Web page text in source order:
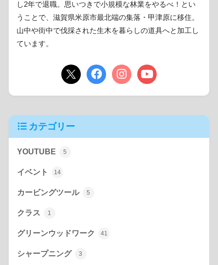
し2年で退職。思いつきで小規模な林業をやるべ！とい
うことで、滋賀県米原市最北端の集落・甲津原に移住。
山中や街中で伐採された生木を暮らしの道具へと加工し
ています。
カテゴリー
YOUTUBE 5
イベント 14
カービングツール 5
クラス 1
グリーンウッドワーク 41
シャープニング 3